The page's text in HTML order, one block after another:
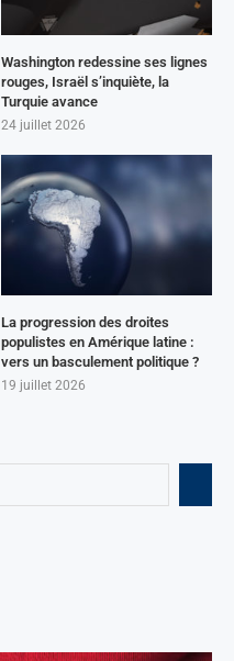
Washington redessine ses lignes
rouges, Israël s’inquiète, la
Turquie avance
24 juillet 2026
La progression des droites
populistes en Amérique latine :
vers un basculement politique ?
19 juillet 2026